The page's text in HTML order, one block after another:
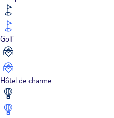
Golf
Hôtel de charme